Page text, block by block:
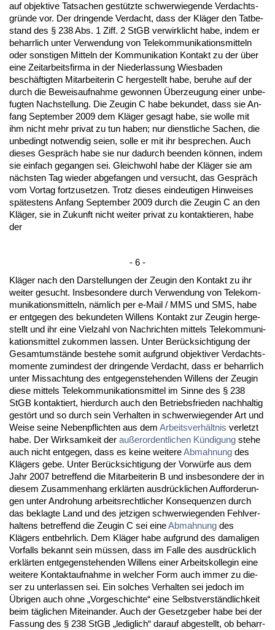
auf ob­jek­ti­ve Tat­sa­chen gestütz­te schwer­wie­gen­de Ver­dachts­
gründe vor. Der drin­gen­de Ver­dacht, dass der Kläger den Tat­be­
stand des § 238 Abs. 1 Ziff. 2 StGB ver­wirk­licht ha­be, in­dem er
be­harr­lich un­ter Ver­wen­dung von Te­le­kom­mu­ni­ka­ti­ons­mit­teln
oder sons­ti­gen Mit­teln der Kom­mu­ni­ka­ti­on Kon­takt zu der über
ei­ne Zeit­ar­beits­fir­ma in der Nie­der­las­sung Wies­ba­den
beschäftig­ten Mit­ar­bei­te­rin C her­ge­stellt ha­be, be­ru­he auf der
durch die Be­weis­auf­nah­me ge­won­nen Über­zeu­gung ei­ner un­be­
fug­ten Nach­stel­lung. Die Zeu­gin C ha­be be­kun­det, dass sie An­
fang Sep­tem­ber 2009 dem Kläger ge­sagt ha­be, sie wol­le mit
ihm nicht mehr pri­vat zu tun ha­ben; nur dienst­li­che Sa­chen, die
un­be­dingt not­wen­dig sei­en, sol­le er mit ihr be­spre­chen. Auch
die­ses Gespräch ha­be sie nur da­durch be­en­den können, in­dem
sie ein­fach ge­gan­gen sei. Gleich­wohl ha­be der Kläger sie am
nächs­ten Tag wie­der ab­ge­fan­gen und ver­sucht, das Gespräch
vom Vor­tag fort­zu­set­zen. Trotz die­ses ein­deu­ti­gen Hin­wei­ses
spätes­tens An­fang Sep­tem­ber 2009 durch die Zeu­gin C an den
Kläger, sie in Zu­kunft nicht wei­ter pri­vat zu kon­tak­tie­ren, ha­be
der
- 6 -
Kläger nach den Dar­stel­lun­gen der Zeu­gin den Kon­takt zu ihr
wei­ter ge­sucht. Ins­be­son­de­re durch Ver­wen­dung von Te­le­kom­
mu­ni­ka­ti­ons­mit­teln, nämlich per e-Mail / MMS und SMS, ha­be
er ent­ge­gen des be­kun­de­ten Wil­lens Kon­takt zur Zeu­gin her­ge­
stellt und ihr ei­ne Viel­zahl von Nach­rich­ten mit­tels Te­le­kom­mu­ni­
ka­ti­ons­mit­tel zu­kom­men las­sen. Un­ter Berück­sich­ti­gung der
Ge­samt­umstände be­ste­he so­mit auf­grund ob­jek­ti­ver Ver­dachts­
mo­men­te zu­min­dest der drin­gen­de Ver­dacht, dass er be­harr­lich
un­ter Miss­ach­tung des ent­ge­gen­ste­hen­den Wil­lens der Zeu­gin
die­se mit­tels Te­le­kom­mu­ni­ka­ti­ons­mit­tel im Sin­ne des § 238
StGB kon­tak­tiert, hier­durch auch den Be­triebs­frie­den nach­hal­tig
gestört und so durch sein Ver­hal­ten in schwer­wie­gen­der Art und
Wei­se sei­ne Ne­ben­pflich­ten aus dem Ar­beits­verhält­nis ver­letzt
ha­be. Der Wirk­sam­keit der außer­or­dent­li­chen Kündi­gung ste­he
auch nicht ent­ge­gen, dass es kei­ne wei­te­reAb­mah­nung des
Klägers ge­be. Un­ter Berück­sich­ti­gung der Vorwürfe aus dem
Jahr 2007 be­tref­fend die Mit­ar­bei­te­rin B und ins­be­son­de­re der in
die­sem Zu­sam­men­hang erklärten aus­drück­li­chen Auf­for­de­run­
gen un­ter An­dro­hung ar­beits­recht­li­cher Kon­se­quen­zen durch
das be­klag­te Land und des jet­zi­gen schwer­wie­gen­den Fehl­ver­
hal­tens be­tref­fend die Zeu­gin C sei ei­neAb­mah­nung des
Klägers ent­behr­lich. Dem Kläger ha­be auf­grund des da­ma­li­gen
Vor­falls be­kannt sein müssen, dass im Fal­le des aus­drück­lich
erklärten ent­ge­gen­ste­hen­den Wil­lens ei­ner Ar­beits­kol­le­gin ei­ne
wei­te­re Kon­takt­auf­nah­me in wel­cher Form auch im­mer zu die­
ser zu un­ter­las­sen sei. Ein sol­ches Ver­hal­ten sei je­doch im
Übri­gen auch oh­ne „Vor­ge­schich­te“ ei­ne Selbst­verständ­lich­keit
beim tägli­chen Mit­ein­an­der. Auch der Ge­setz­ge­ber ha­be bei der
Fas­sung des § 238 StGB „le­dig­lich“ dar­auf ab­ge­stellt, ob be­harr­